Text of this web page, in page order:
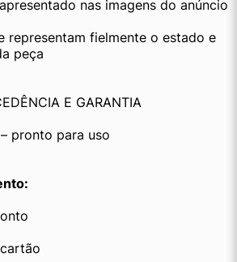
nas imagens do anúncio
representam fielmente o estado e
peça
E GARANTIA
pronto para uso